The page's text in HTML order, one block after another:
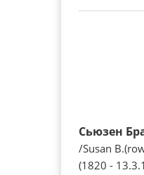
Сьюзен
/Susan
(1820 -